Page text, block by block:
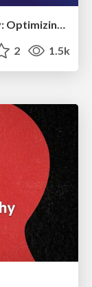
SERP Conf. Vienna - Web Accessibility: Optimizing for Inclusivity and SEO
2 1.5k